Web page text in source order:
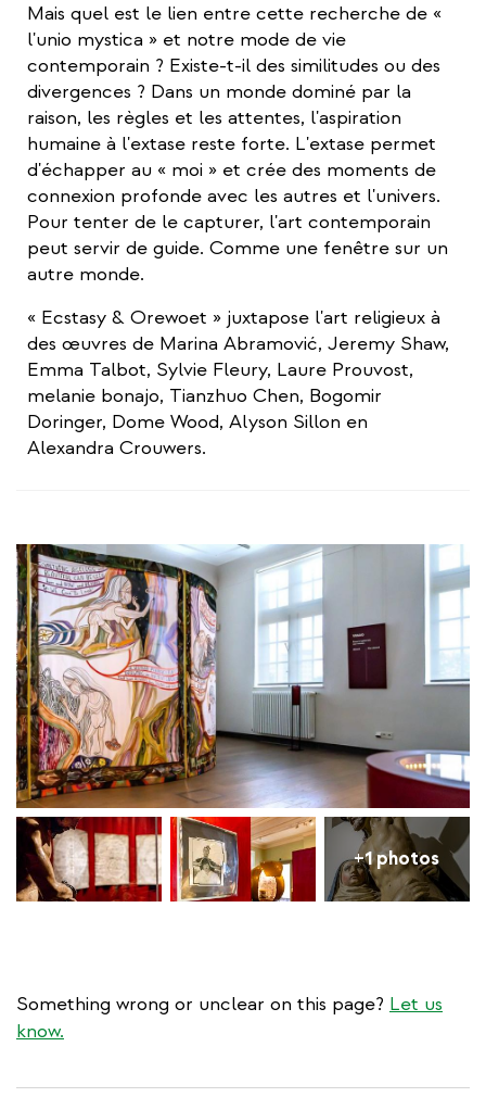
Mais quel est le lien entre cette recherche de «
l'unio mystica » et notre mode de vie
contemporain ? Existe-t-il des similitudes ou des
divergences ? Dans un monde dominé par la
raison, les règles et les attentes, l'aspiration
humaine à l'extase reste forte. L'extase permet
d'échapper au « moi » et crée des moments de
connexion profonde avec les autres et l'univers.
Pour tenter de le capturer, l'art contemporain
peut servir de guide. Comme une fenêtre sur un
autre monde.
« Ecstasy & Orewoet » juxtapose l'art religieux à
des œuvres de Marina Abramović, Jeremy Shaw,
Emma Talbot, Sylvie Fleury, Laure Prouvost,
melanie bonajo, Tianzhuo Chen, Bogomir
Doringer, Dome Wood, Alyson Sillon en
Alexandra Crouwers.
+1 photos
Something wrong or unclear on this page? Let us
know.